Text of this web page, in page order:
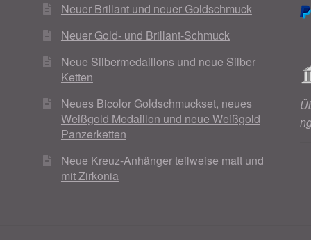
Neuer Brillant und neuer Goldschmuck
Neuer Gold- und Brillant-Schmuck
Neue Silbermedaillons und neue Silber
Ketten
Neues Bicolor Goldschmuckset, neues
Weißgold Medaillon und neue Weißgold
Panzerketten
Neue Kreuz-Anhänger teilweise matt und
mit Zirkonia